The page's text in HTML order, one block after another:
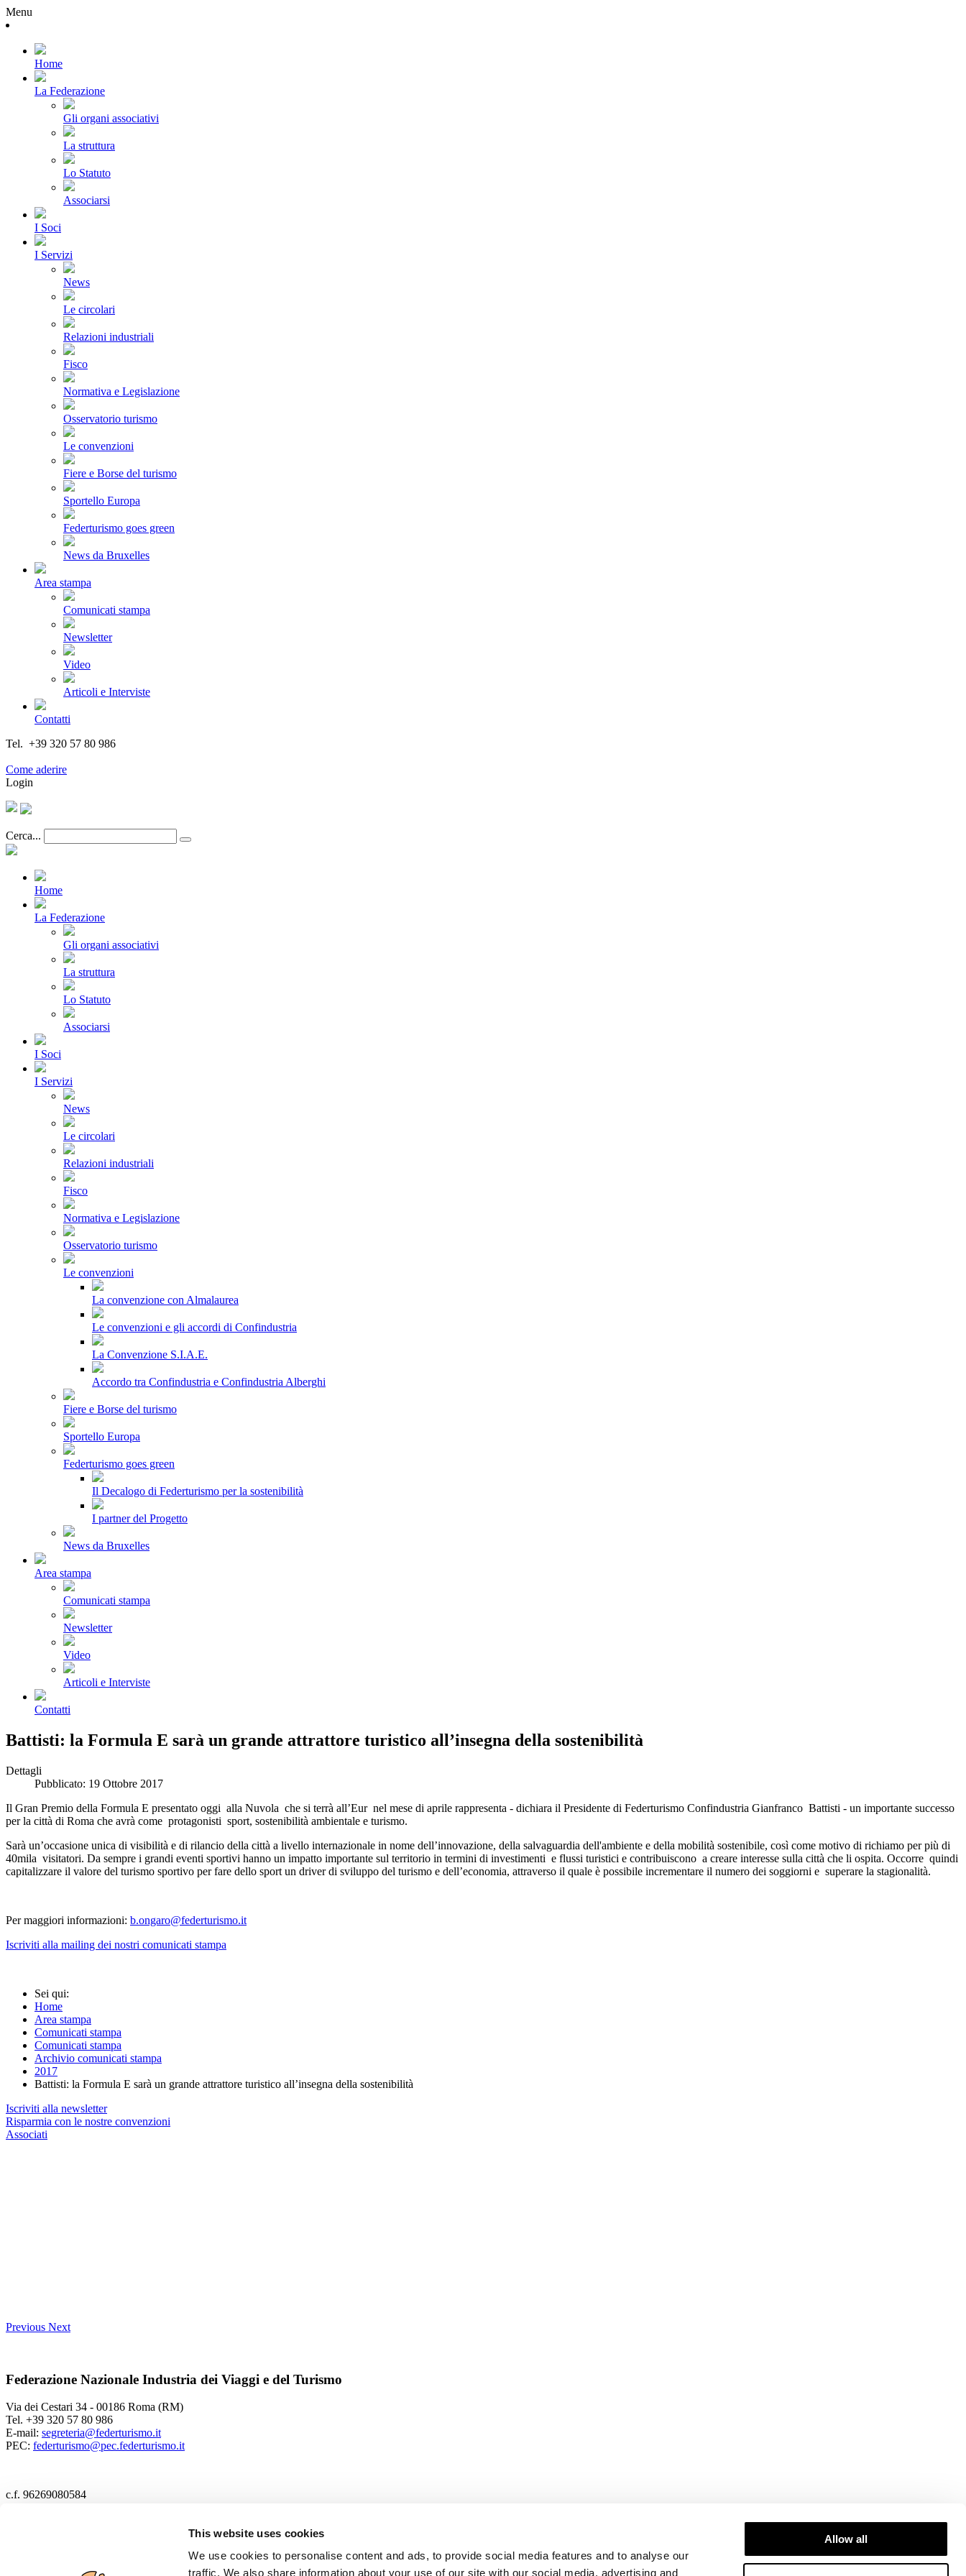
This website uses cookies
We use cookies to personalise content and ads, to provide social media features and to analyse our
traffic. We also share information about your use of our site with our social media, advertising and
Allow all
Menu
Home
La Federazione
Gli organi associativi
La struttura
Lo Statuto
Associarsi
I Soci
I Servizi
News
Le circolari
Relazioni industriali
Fisco
Normativa e Legislazione
Osservatorio turismo
Le convenzioni
Fiere e Borse del turismo
Sportello Europa
Federturismo goes green
News da Bruxelles
Area stampa
Comunicati stampa
Newsletter
Video
Articoli e Interviste
Contatti
Tel. +39 320 57 80 986
Come aderire
Login
Cerca...
Home
La Federazione
Gli organi associativi
La struttura
Lo Statuto
Associarsi
I Soci
I Servizi
News
Le circolari
Relazioni industriali
Fisco
Normativa e Legislazione
Osservatorio turismo
Le convenzioni
La convenzione con Almalaurea
Le convenzioni e gli accordi di Confindustria
La Convenzione S.I.A.E.
Accordo tra Confindustria e Confindustria Alberghi
Fiere e Borse del turismo
Sportello Europa
Federturismo goes green
Il Decalogo di Federturismo per la sostenibilità
I partner del Progetto
News da Bruxelles
Area stampa
Comunicati stampa
Newsletter
Video
Articoli e Interviste
Contatti
Battisti: la Formula E sarà un grande attrattore turistico all’insegna della sostenibilità
Dettagli
Pubblicato: 19 Ottobre 2017
Il Gran Premio della Formula E presentato oggi alla Nuvola che si terrà all’Eur nel mese di aprile rappresenta - dichiara il Presidente di Federturismo Confindustria Gianfranco Battisti - un importante successo
per la città di Roma che avrà come protagonisti sport, sostenibilità ambientale e turismo.
Sarà un’occasione unica di visibilità e di rilancio della città a livello internazionale in nome dell’innovazione, della salvaguardia dell'ambiente e della mobilità sostenibile, così come motivo di richiamo per più di
40mila visitatori. Da sempre i grandi eventi sportivi hanno un impatto importante sul territorio in termini di investimenti e flussi turistici e contribuiscono a creare interesse sulla città che li ospita. Occorre quindi
capitalizzare il valore del turismo sportivo per fare dello sport un driver di sviluppo del turismo e dell’economia, attraverso il quale è possibile incrementare il numero dei soggiorni e superare la stagionalità.
Per maggiori informazioni: b.ongaro@federturismo.it
Iscriviti alla mailing dei nostri comunicati stampa
Sei qui:
Home
Area stampa
Comunicati stampa
Comunicati stampa
Archivio comunicati stampa
2017
Battisti: la Formula E sarà un grande attrattore turistico all’insegna della sostenibilità
Iscriviti alla newsletter
Risparmia con le nostre convenzioni
Associati
Previous Next
Federazione Nazionale Industria dei Viaggi e del Turismo
Via dei Cestari 34 - 00186 Roma (RM)
Tel. +39 320 57 80 986
E-mail: segreteria@federturismo.it
PEC: federturismo@pec.federturismo.it
c.f. 96269080584